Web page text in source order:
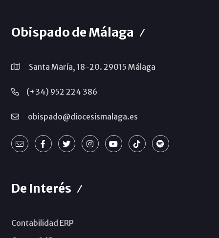
Obispado de Málaga
Santa María, 18-20. 29015 Málaga
(+34) 952 224 386
obispado@diocesismalaga.es
De Interés
Contabilidad ERP